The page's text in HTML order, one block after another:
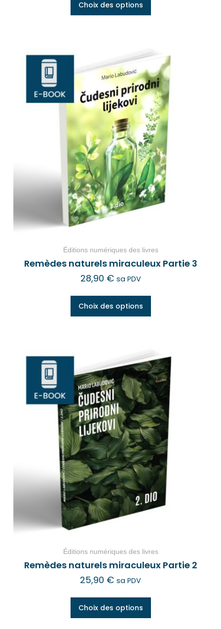
Choix des options
Éditions numériques des livres
Remèdes naturels miraculeux Partie 3
28,90 € sa PDV
Choix des options
Éditions numériques des livres
Remèdes naturels miraculeux Partie 2
25,90 € sa PDV
Choix des options